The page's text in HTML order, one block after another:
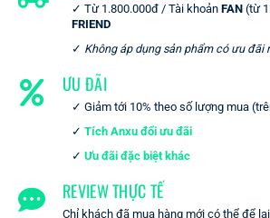
Từ 1.800.000đ / Tài khoản FAN (từ
FRIEND
Không áp dụng sản phẩm có ưu đãi
ƯU ĐÃI
Giảm tới 10% theo số lượng mua
Tích Anxu đổi ưu đãi
Ưu đãi đặc biệt khác
REVIEW THỰC TẾ
Chỉ khách đã mua hàng mới có thể để